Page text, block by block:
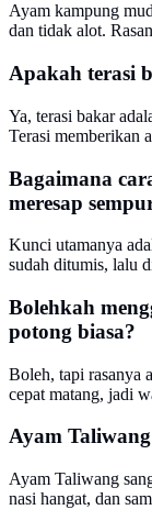
Ayam kampung
dan tidak alot.
Apakah terasi
Ya, terasi bakar
Terasi memberikan
Bagaimana
meresap
Kunci utamanya
sudah ditumis, lalu
Bolehkah
potong biasa?
Boleh, tapi rasanya
cepat matang, jadi
Ayam
Ayam Taliwang
nasi hangat, dan